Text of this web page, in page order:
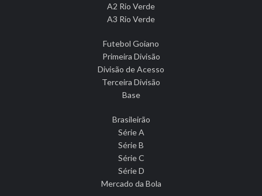
A2 Rio Verde
A3 Rio Verde
Futebol Goiano
Primeira Divisão
Divisão de Acesso
Terceira Divisão
Base
Brasileirão
Série A
Série B
Série C
Série D
Mercado da Bola